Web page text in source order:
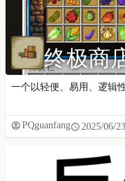
终极商
一个以轻便、易用、逻辑
PQguanfang 2025/06/23